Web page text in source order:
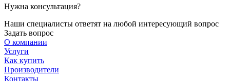
Нужна консультация?
Наши специалисты ответят на любой интересующий вопрос
Задать вопрос
О компании
Услуги
Как купить
Производители
Контакты